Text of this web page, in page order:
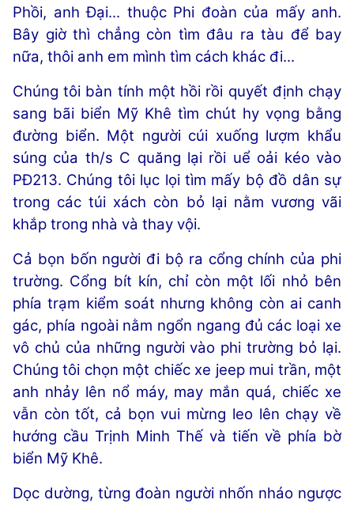
Phồi, anh Đại... thuộc Phi đoàn của mấy anh.
Bây giờ thì chẳng còn tìm đâu ra tàu để bay
nữa, thôi anh em mình tìm cách khác đi...
Chúng tôi bàn tính một hồi rồi quyết định chạy
sang bãi biển Mỹ Khê tìm chút hy vọng bằng
đường biển. Một người cúi xuống lượm khẩu
súng của th/s C quăng lại rồi uể oải kéo vào
PĐ213. Chúng tôi lục lọi tìm mấy bộ đồ dân sự
trong các túi xách còn bỏ lại nằm vương vãi
khắp trong nhà và thay vội.
Cả bọn bốn người đi bộ ra cổng chính của phi
trường. Cổng bít kín, chỉ còn một lối nhỏ bên
phía trạm kiểm soát nhưng không còn ai canh
gác, phía ngoài nằm ngổn ngang đủ các loại xe
vô chủ của những người vào phi trường bỏ lại.
Chúng tôi chọn một chiếc xe jeep mui trần, một
anh nhảy lên nổ máy, may mắn quá, chiếc xe
vẫn còn tốt, cả bọn vui mừng leo lên chạy về
hướng cầu Trịnh Minh Thế và tiến về phía bờ
biển Mỹ Khê.
Dọc dường, từng đoàn người nhốn nháo ngược